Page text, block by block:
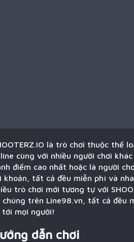
là trò chơi thuộc thể
cùng với nhiều người chơi
điểm cao nhất hoặc là người
khoản, tất cả đều miễn phí và
trò chơi mới tương tự với
chúng trên Line98.vn, tất cả đều
tới mọi người!
dẫn chơi